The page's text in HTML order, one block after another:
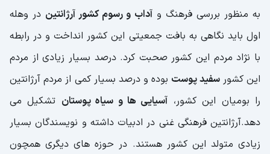
به منظور بررسی فرهنگ وآداب و رسوم کشور آرژانتین در وهله
اول باید نگاهی به بافت جمعیتی این کشور انداخت و در رابطه
با نژاد مردم این کشور صحبت کرد. درصد بسیار زیادی از مردم
این کشورسفید پوست بوده و درصد بسیار کمی از مردم آرژانتین
را بومیان این کشور، آسیایی ها و سیاه پوستان تشکیل می
دهد.آرژانتین فرهنگی غنی در ادبیات داشته و نویسندگان بسیار
زیادی متولد این کشور هستند. در حوزه های دیگری همچون